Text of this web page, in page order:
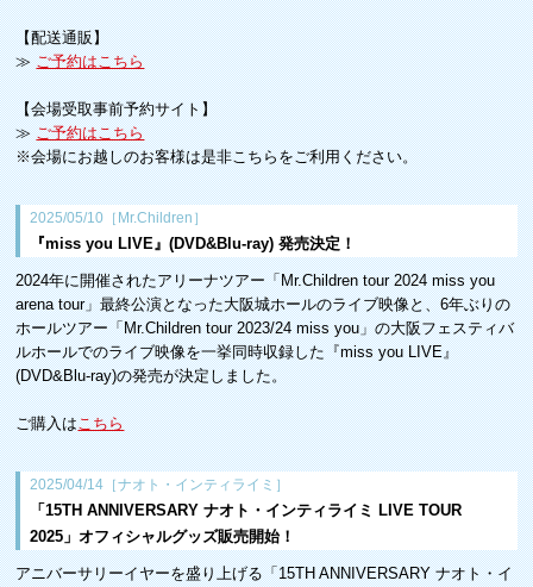
【配送通販】
≫ご予約はこちら
【会場受取事前予約サイト】
≫ご予約はこちら
※会場にお越しのお客様は是非こちらをご利用ください。
2025/05/10［Mr.Children］
『miss you LIVE』(DVD&Blu-ray) 発売決定！
2024年に開催されたアリーナツアー「Mr.Children tour 2024 miss you
arena tour」最終公演となった大阪城ホールのライブ映像と、6年ぶりの
ホールツアー「Mr.Children tour 2023/24 miss you」の大阪フェスティバ
ルホールでのライブ映像を一挙同時収録した『miss you LIVE』
(DVD&Blu-ray)の発売が決定しました。
ご購入はこちら
2025/04/14［ナオト・インティライミ］
「15TH ANNIVERSARY ナオト・インティライミ LIVE TOUR
2025」オフィシャルグッズ販売開始！
アニバーサリーイヤーを盛り上げる「15TH ANNIVERSARY ナオト・イ